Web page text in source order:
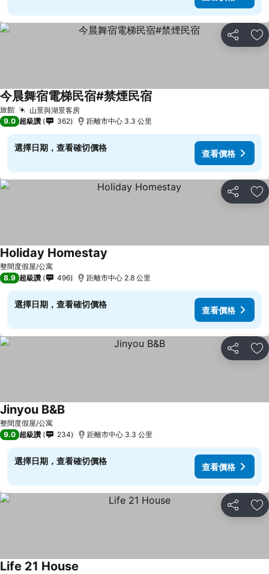
分享 加
旅館 山景與湖景客房查看價格
今晨舞宿電梯民宿#禁煙民宿
9.0 超級讚 362 距離市中心 3.3 公里
選擇日期，查看確切價格
查看價格
分享 加
整間度假屋/公寓
Holiday Homestay
8.9 超級讚 496 距離市中心 2.8 公里
選擇日期，查看確切價格
查看價格
分享 加
整間度假屋/公寓
Jinyou B&B查看價格
9.0 超級讚 234 距離市中心 3.3 公里
選擇日期，查看確切價格
查看價格
分享 加
Life 21 House